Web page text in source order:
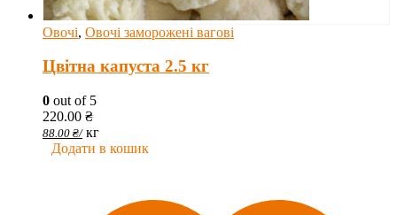
Овочі, Овочі заморожені вагові
Цвітна капуста 2.5 кг
0 out of 5
220.00 ₴
88.00 ₴/ кг
Додати в кошик